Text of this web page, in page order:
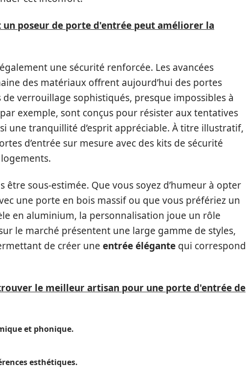
un poseur de porte d'entrée peut améliorer la
une sécurité renforcée. Les avancées
des matériaux offrent aujourd’hui des portes
de verrouillage sophistiqués, presque impossibles à
exemple, sont conçus pour résister aux tentatives
une tranquillité d’esprit appréciable. À titre illustratif,
d’entrée sur mesure avec des kits de sécurité
être sous-estimée. Que vous soyez d’humeur à opter
une porte en bois massif ou que vous préfériez un
en aluminium, la personnalisation joue un rôle
le marché présentent une large gamme de styles,
de créer une entrée élégante qui correspond
le meilleur artisan pour une porte d'entrée de
et phonique.
esthétiques.